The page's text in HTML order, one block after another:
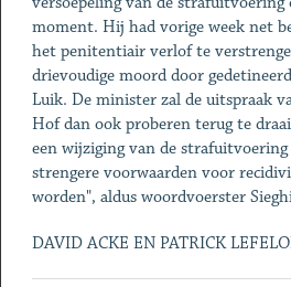
moment. Hij had vorige week net
het penitentiair verlof te
drievoudige moord door
Luik. De minister zal de uitspraak
Hof dan ook proberen terug te
een wijziging van de
strengere voorwaarden voor
worden", aldus woordvoerster
DAVID ACKE EN PATRICK